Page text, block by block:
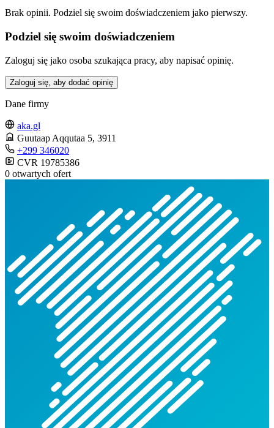
Brak opinii. Podziel się swoim doświadczeniem jako pierwszy.
Podziel się swoim doświadczeniem
Zaloguj się jako osoba szukająca pracy, aby napisać opinię.
Zaloguj się, aby dodać opinię
Dane firmy
aka.gl
Guutaap Aqqutaa 5, 3911
+299 346020
CVR 19785386
0 otwartych ofert